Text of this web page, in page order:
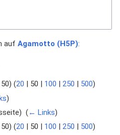
auf Agamotto (H5P):
) (20 50 100 250 500)
)
(← Links)
) (20 | 50 | 100 | 250 | 500)